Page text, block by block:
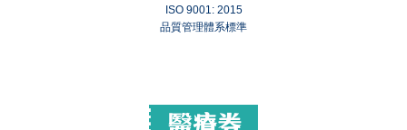
ISO 9001: 2015
品質管理體系標準